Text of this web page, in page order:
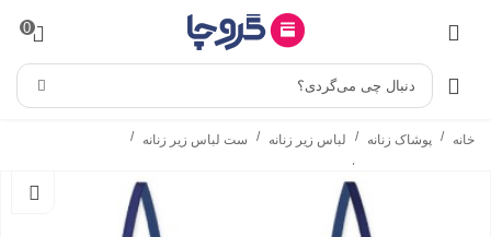
0
دنبال چی می‌گردی؟
خانه / پوشاک زنانه / لباس زیر زنانه / ست لباس زیر زنانه /
/